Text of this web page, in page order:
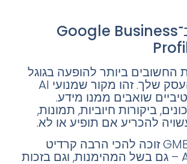
5. הופעה ב־Google Business
החשובים ביותר להופעה בגוגל
הוא כרטיס העסק שלך. זהו מקור שמנועי AI
שואבים ממנו מידע.
ביקורות חיוביות, תמונות,
עשויה להכריע אם תופיע או לא.
נוסף על כך, GMB זוכה להכי הרבה קרדיט
בעיני מנועי AI – גם בשל המהימנות, וגם בזכות